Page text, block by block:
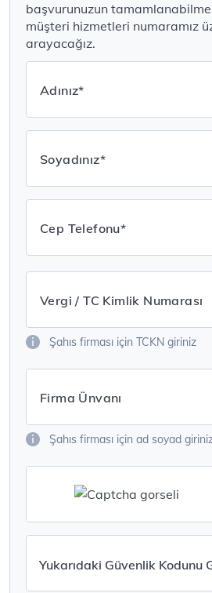
başvurunuzun
müşteri hizmetleri numaramız
arayacağız.
Adınız*
Soyadınız*
Cep Telefonu*
Vergi / TC Kimlik Numarası
Şahıs firması için TCKN giriniz
Firma Ünvanı
Şahıs firması için ad soyad